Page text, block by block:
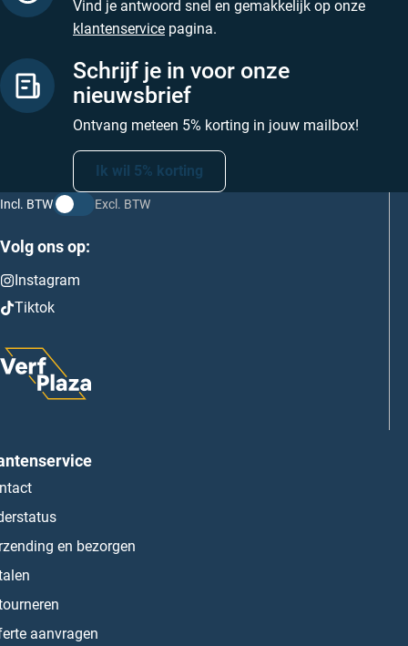
Vind je antwoord snel en gemakkelijk op onze
klantenservice pagina.
Schrijf je in voor onze
nieuwsbrief
Ontvang meteen 5% korting in jouw mailbox!
Ik wil 5% korting
Incl. BTW Excl. BTW
Volg ons op:
Instagram
Tiktok
en bezorgen
aanvragen